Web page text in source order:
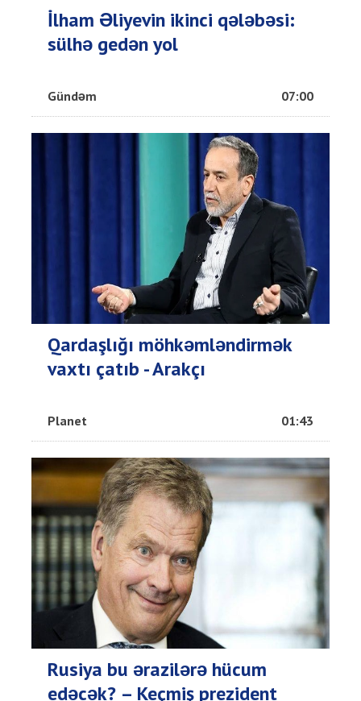
İlham Əliyevin ikinci qələbəsi:
sülhə gedən yol
Gündəm 07:00
Qardaşlığı möhkəmləndirmək
vaxtı çatıb - Arakçı
Planet 01:43
Rusiya bu ərazilərə hücum
edəcək? – Keçmiş prezident